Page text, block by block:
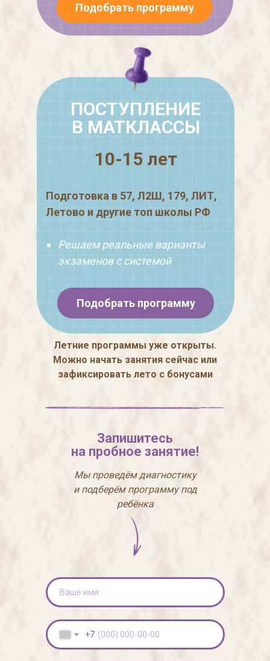
Запишитесь
на пробное занятие!
Подобрать программу
Подобрать программу
10-15 лет
ПОСТУПЛЕНИЕ
В МАТКЛАССЫ
Подготовка в 57, Л2Ш, 179, ЛИТ,
Летово и другие топ школы РФ
Решаем реальные варианты
экзаменов с системой
Летние программы уже открыты.
Можно начать занятия сейчас или
зафиксировать лето с бонусами
Мы проведём диагностику
и подберём программу под
ребёнка
+7